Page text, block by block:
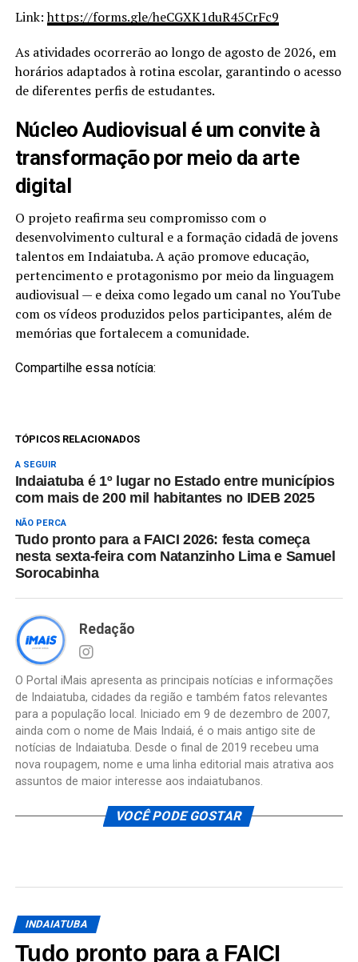
Link:https://forms.gle/heCGXK1duR45CrFc9
As atividades ocorrerão ao longo de agosto de 2026, em
horários adaptados à rotina escolar, garantindo o acesso
de diferentes perfis de estudantes.
Núcleo Audiovisual é um convite à
transformação por meio da arte
digital
O projeto reafirma seu compromisso com o
desenvolvimento cultural e a formação cidadã de jovens
talentos em Indaiatuba. A ação promove educação,
pertencimento e protagonismo por meio da linguagem
audiovisual — e deixa como legado um canal no YouTube
com os vídeos produzidos pelos participantes, além de
memórias que fortalecem a comunidade.
Compartilhe essa notícia:
TÓPICOS RELACIONADOS
A SEGUIR
Indaiatuba é 1º lugar no Estado entre municípios
com mais de 200 mil habitantes no IDEB 2025
NÃO PERCA
Tudo pronto para a FAICI 2026: festa começa
nesta sexta-feira com Natanzinho Lima e Samuel
Sorocabinha
Redação
O Portal iMais apresenta as principais notícias e informações
de Indaiatuba, cidades da região e também fatos relevantes
para a população local. Iniciado em 9 de dezembro de 2007,
ainda com o nome de Mais Indaiá, é o mais antigo site de
notícias de Indaiatuba. Desde o final de 2019 recebeu uma
nova roupagem, nome e uma linha editorial mais atrativa aos
assuntos de maior interesse aos indaiatubanos.
VOCÊ PODE GOSTAR
INDAIATUBA
Tudo pronto para a FAICI